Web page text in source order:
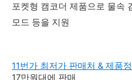
포켓형 캠코더 제품으로 물속
모드 등을 지원
11번가 최저가 판매처 & 제품
17만원대에 판매